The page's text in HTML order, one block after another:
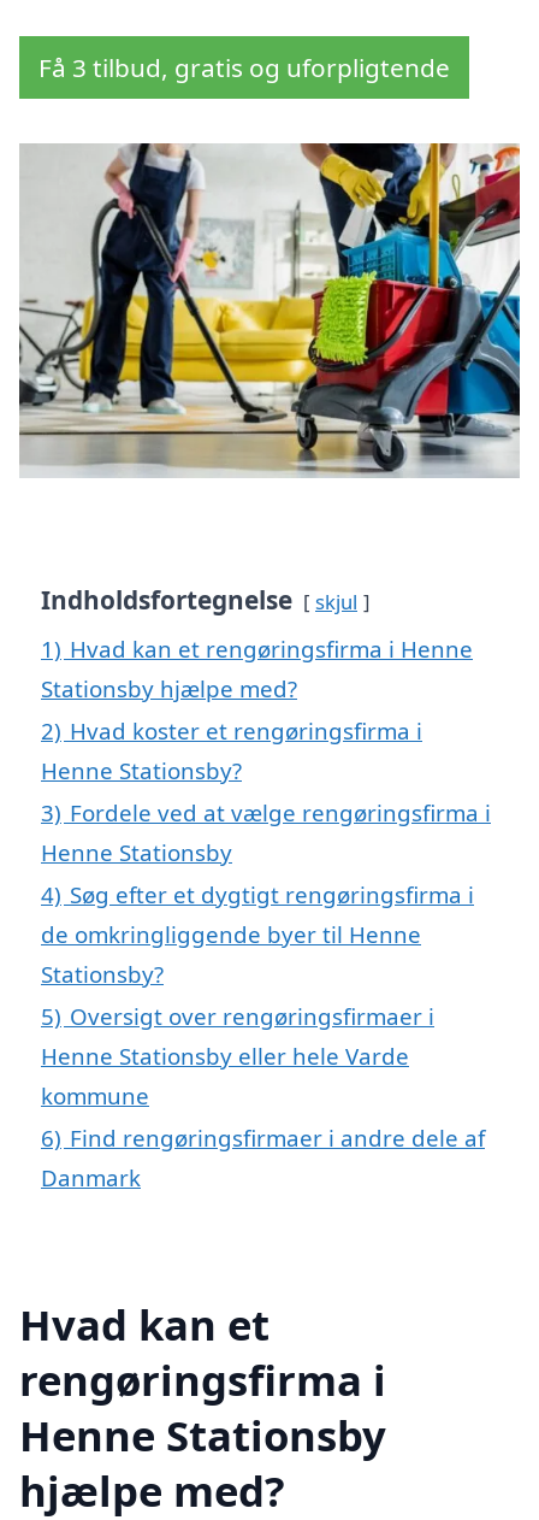
Få 3 tilbud, gratis og uforpligtende
Indholdsfortegnelse skjul
1) Hvad kan et rengøringsfirma i Henne
Stationsby hjælpe med?
2) Hvad koster et rengøringsfirma i
Henne Stationsby?
3) Fordele ved at vælge rengøringsfirma i
Henne Stationsby
4) Søg efter et dygtigt rengøringsfirma i
de omkringliggende byer til Henne
Stationsby?
5) Oversigt over rengøringsfirmaer i
Henne Stationsby eller hele Varde
kommune
6) Find rengøringsfirmaer i andre dele af
Danmark
Hvad kan et
rengøringsfirma i
Henne Stationsby
hjælpe med?